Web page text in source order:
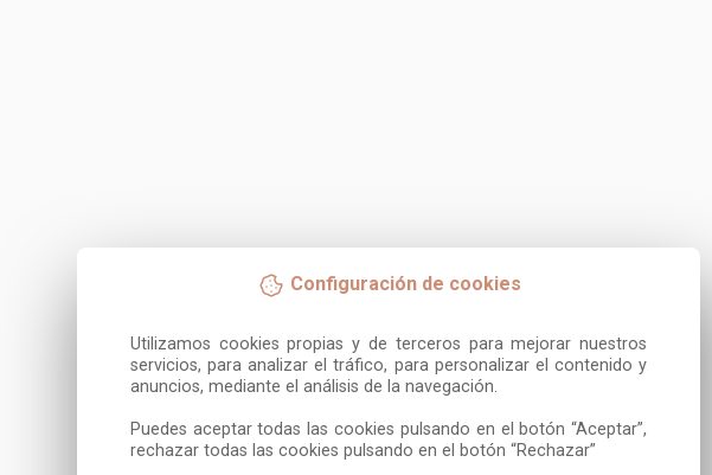
Configuración de cookies
Utilizamos cookies propias y de terceros para mejorar nuestros
servicios, para analizar el tráfico, para personalizar el contenido y
anuncios, mediante el análisis de la navegación.
Puedes aceptar todas las cookies pulsando en el botón “Aceptar”,
rechazar todas las cookies pulsando en el botón “Rechazar”